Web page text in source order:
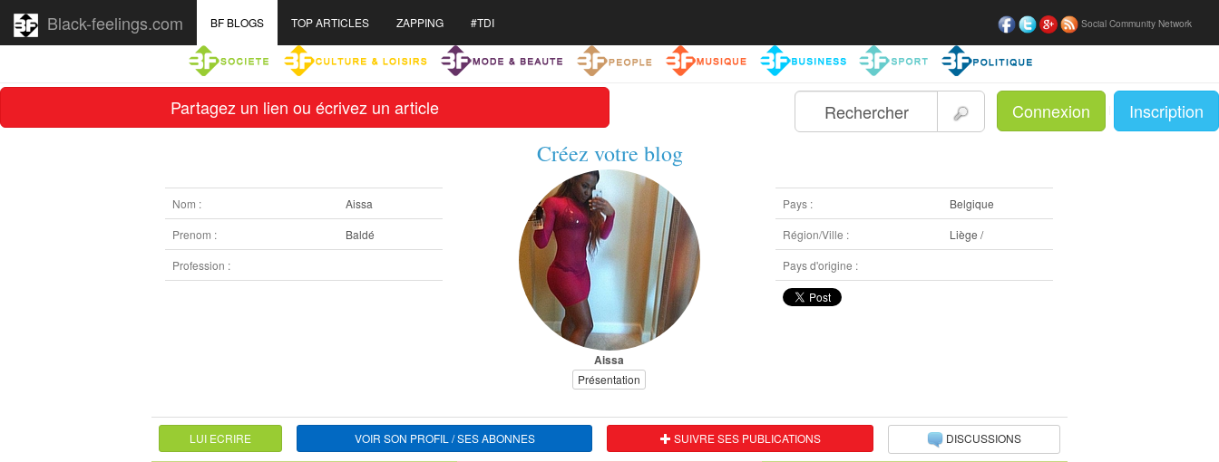
Partagez un lien ou écrivez un article Connexion Inscription
Black-feelings.com Social Community Network
BF BLOGS TOP ARTICLES ZAPPING #TDI
Créez votre blog
Nom :
Aissa
Prenom :
Baldé
Profession :
Aissa
Présentation
Pays :
Belgique
Région/Ville :
Liège /
Pays d'origine :
LUI ECRIRE VOIR SON PROFIL / SES ABONNES SUIVRE SES PUBLICATIONS DISCUSSIONS